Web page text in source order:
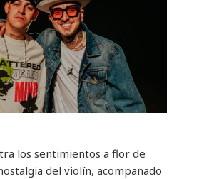
los sentimientos a flor de
del violín, acompañado